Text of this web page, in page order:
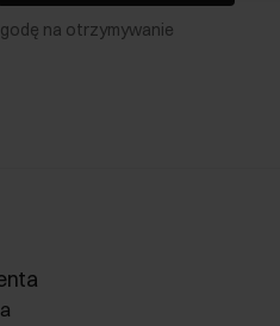
na otrzymywanie